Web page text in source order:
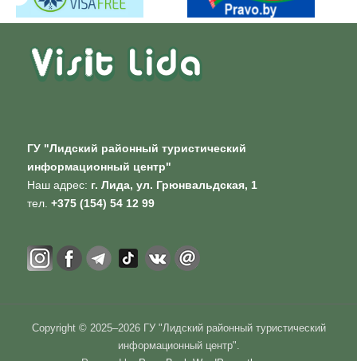
ГУ "Лидский районный туристический
информационный центр"
Наш адрес: г. Лида, ул. Грюнвальдская, 1
тел. +375 (154) 54 12 99
Copyright © 2025–2026 ГУ "Лидский районный туристический
информационный центр".